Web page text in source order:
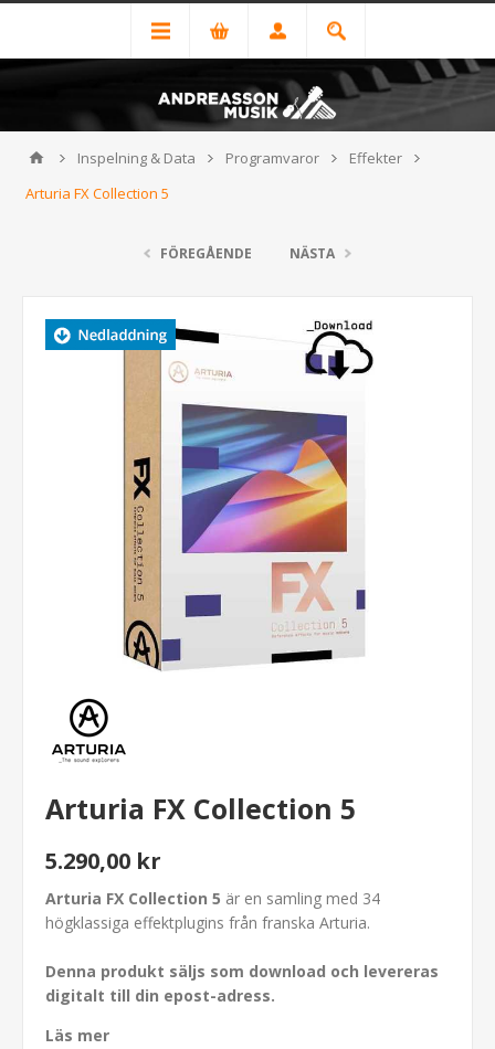
Inspelning & Data Programvaror
Effekter
Arturia FX Collection 5
FÖREGÅENDE NÄSTA
Arturia FX Collection 5
5.290,00 kr
Arturia FX Collection 5 är en samling med 34
högklassiga effektplugins från franska Arturia.
Denna produkt säljs som download och levereras
digitalt till din epost-adress.
Läs mer